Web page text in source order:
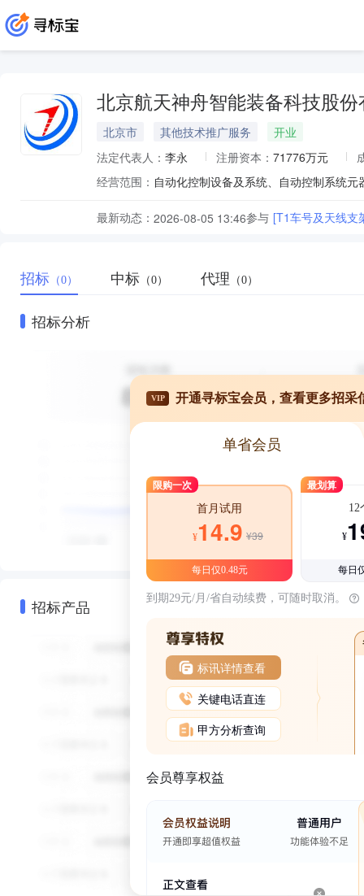
北京航天神舟智能装备科技股份
北京市 其他技术推广服务
开业
法定代表人： 李永 注册资本： 71776万元
经营范围：
最新动态： 2026-08-05 13:46参与 [T1车号及天线支
招标 （0） 中标 （0） 代理 （0）
招标分析
招标产品
VIP 开通寻标宝会员，查看更多招采
单省会员
限购一次
首月试用
¥14.9 ¥39
每日仅0.48元
最划算
12
¥
每日
到期29元/月/省自动续费，可随时取消。
标讯详情查看
关键电话直连
甲方分析查询
会员尊享权益